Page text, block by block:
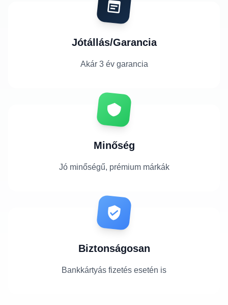
Jótállás/Garancia
Akár 3 év garancia
Minőség
Jó minőségű, prémium márkák
Biztonságosan
Bankkártyás fizetés esetén is